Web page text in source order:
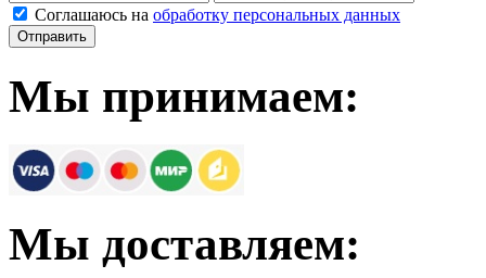
Соглашаюсь на обработку персональных данных
Мы принимаем:
Мы доставляем: